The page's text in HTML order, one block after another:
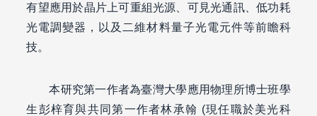
有望應用於晶片上可重組光源、可見光通訊、低功耗
光電調變器，以及二維材料量子光電元件等前瞻科
技。
本研究第一作者為臺灣大學應用物理所博士班學
生彭梓育與共同第一作者林承翰 (現任職於美光科